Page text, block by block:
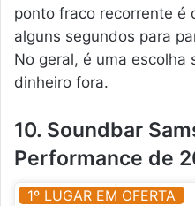
ponto fraco recorrente é
alguns segundos para
No geral, é uma escolha
dinheiro fora.
10. Soundbar
Performance de
1º LUGAR EM OFERTA